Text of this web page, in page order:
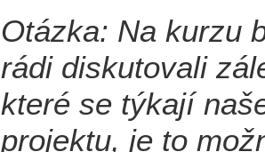
Otázka: Na kurzu
rádi diskutovali
které se týkají
projektu, je to